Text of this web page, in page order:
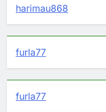
harimau868
furla77
furla77